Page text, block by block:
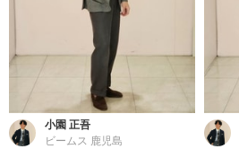
小園 正吾
ビームス 鹿児島